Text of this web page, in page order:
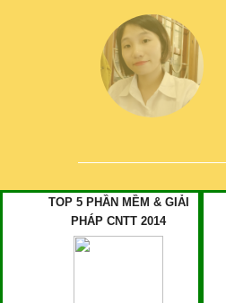
TOP 5 PHẦN MỀM & GIẢI
PHÁP CNTT 2014